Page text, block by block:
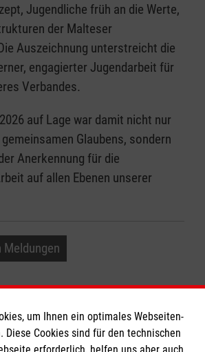
Jugendliche früh an die Werte,
der Malteser
Auszeichnung unterstreicht die
engagierter Jugendarbeit für
Verbandes.
auf Lage war damit nicht nur
Glaubens, sondern
Anerkennung für die
auf allen Ebenen unserer
Meldungen
um Ihnen ein optimales Webseiten-
Diese Cookies sind für den technischen